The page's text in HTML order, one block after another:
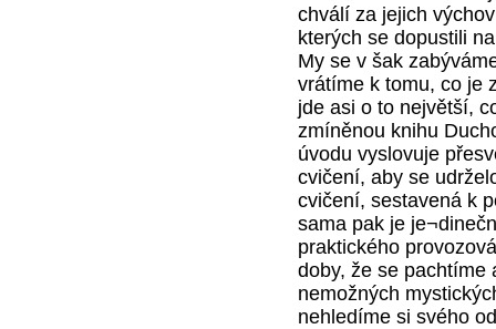
chválí za jejich
kterých se dopustili
My se v šak
vrátíme k tomu, co je
jde asi o to největší,
zmíněnou knihu
úvodu vyslovuje
cvičení, aby se
cvičení, sestavená k
sama pak je
praktického
doby, že se pachtíme
nemožných
nehledíme si svého